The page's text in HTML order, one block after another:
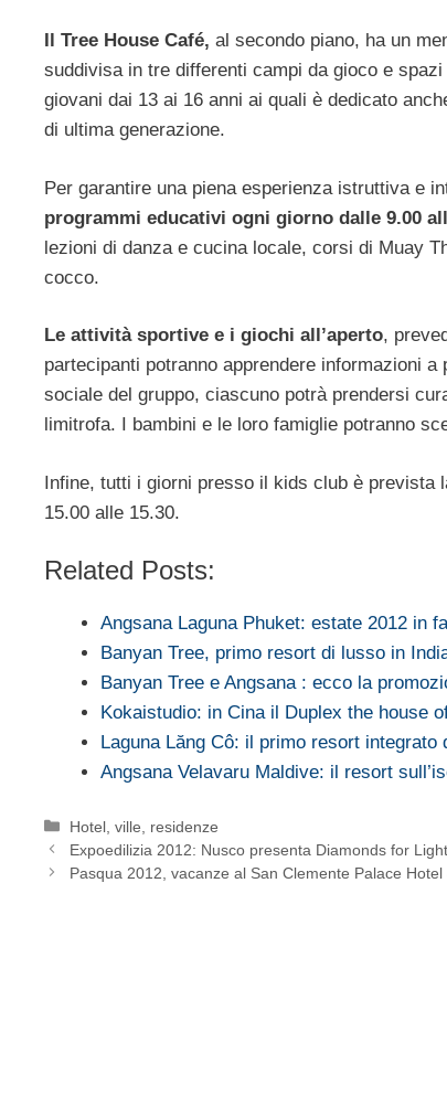
Il Tree House Café, al secondo piano, ha un
suddivisa in tre differenti campi da gioco e
giovani dai 13 ai 16 anni ai quali è dedicato
di ultima generazione.
Per garantire una piena esperienza istruttiva e
programmi educativi ogni giorno dalle 9.00
lezioni di danza e cucina locale, corsi di Muay
cocco.
Le attività sportive e i giochi all’aperto,
partecipanti potranno apprendere informazioni
sociale del gruppo, ciascuno potrà prendersi
limitrofa. I bambini e le loro famiglie potranno
Infine, tutti i giorni presso il kids club è prevista
15.00 alle 15.30.
Related Posts:
Angsana Laguna Phuket: estate 2012 in
Banyan Tree, primo resort di lusso in
Banyan Tree e Angsana : ecco la
Kokaistudio: in Cina il Duplex the house
Laguna Lăng Cô: il primo resort integrato
Angsana Velavaru Maldive: il resort
Categorie
Hotel, ville, residenze
Expoedilizia 2012: Nusco presenta Diamonds for Light
Pasqua 2012, vacanze al San Clemente Palace Hotel